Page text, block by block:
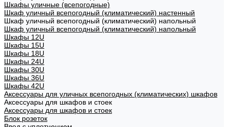
Шкафы уличные (всепогодные)
Шкаф уличный всепогодный (климатический) настенный
Шкаф уличный всепогодный (климатический) напольный
Шкаф уличный всепогодный (климатический) напольный
Шкафы 12U
Шкафы 15U
Шкафы 18U
Шкафы 24U
Шкафы 30U
Шкафы 36U
Шкафы 42U
Аксессуары для уличных всепогодных (климатических) шкафов
Аксессуары для шкафов и стоек
Аксессуары для шкафов и стоек
Блок розеток